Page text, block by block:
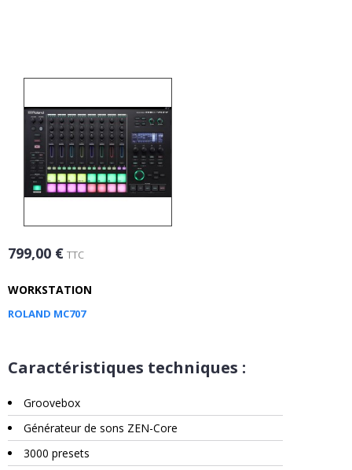
799,00 € TTC
WORKSTATION
ROLAND MC707
Caractéristiques techniques :
Groovebox
Générateur de sons ZEN-Core
3000 presets